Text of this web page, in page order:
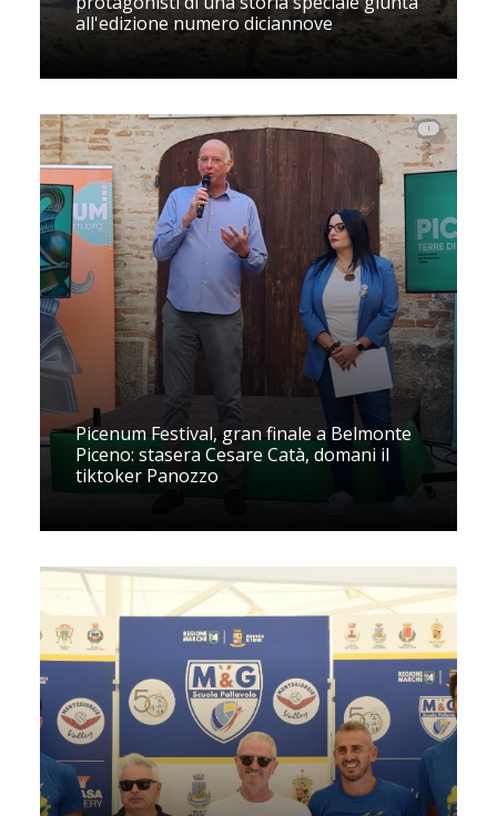
all'edizione numero diciannove
Picenum Festival, gran finale a Belmonte
Piceno: stasera Cesare Catà, domani il
tiktoker Panozzo